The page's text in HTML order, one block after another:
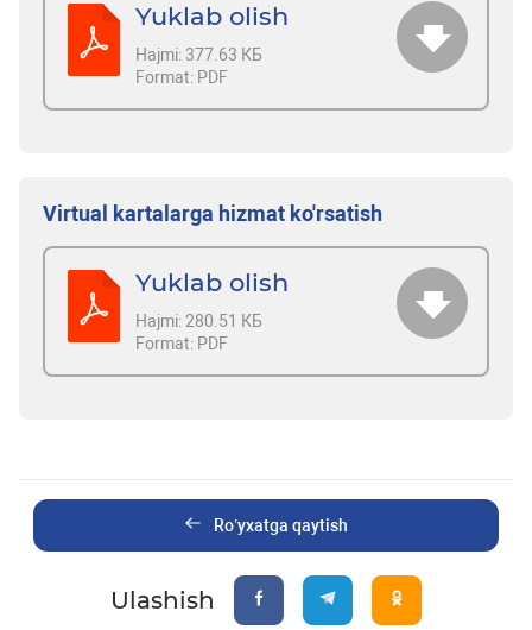
Yuklab olish
Hajmi:377.63 КБ
Format: PDF
Virtual kartalarga hizmat ko'rsatish
Yuklab olish
Hajmi:280.51 КБ
Format: PDF
Ro’yxatga qaytish
Ulashish